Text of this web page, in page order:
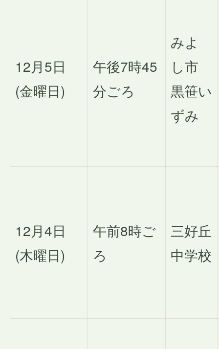
12月5日
(金曜日)
午後7時45
分ごろ
みよ
し市
黒笹い
ずみ
12月4日
(木曜日)
午前8時ご
ろ
三好丘
中学校